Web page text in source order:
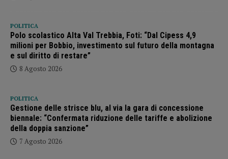
POLITICA
Polo scolastico Alta Val Trebbia, Foti: “Dal Cipess 4,9
milioni per Bobbio, investimento sul futuro della montagna
e sul diritto di restare”
8 Agosto 2026
POLITICA
Gestione delle strisce blu, al via la gara di concessione
biennale: “Confermata riduzione delle tariffe e abolizione
della doppia sanzione”
7 Agosto 2026